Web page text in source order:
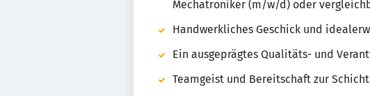
Mechatroniker (m/w/d) oder
Handwerkliches Geschick und
Ein ausgeprägtes Qualitäts- und
Teamgeist und Bereitschaft zur